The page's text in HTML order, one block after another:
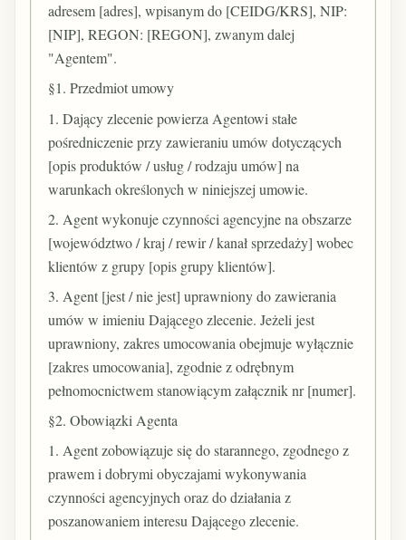
adresem [adres], wpisanym do [CEIDG/KRS], NIP:
[NIP], REGON: [REGON], zwanym dalej
"Agentem".
§1. Przedmiot umowy
1. Dający zlecenie powierza Agentowi stałe
pośredniczenie przy zawieraniu umów dotyczących
[opis produktów / usług / rodzaju umów] na
warunkach określonych w niniejszej umowie.
2. Agent wykonuje czynności agencyjne na obszarze
[województwo / kraj / rewir / kanał sprzedaży] wobec
klientów z grupy [opis grupy klientów].
3. Agent [jest / nie jest] uprawniony do zawierania
umów w imieniu Dającego zlecenie. Jeżeli jest
uprawniony, zakres umocowania obejmuje wyłącznie
[zakres umocowania], zgodnie z odrębnym
pełnomocnictwem stanowiącym załącznik nr [numer].
§2. Obowiązki Agenta
1. Agent zobowiązuje się do starannego, zgodnego z
prawem i dobrymi obyczajami wykonywania
czynności agencyjnych oraz do działania z
poszanowaniem interesu Dającego zlecenie.